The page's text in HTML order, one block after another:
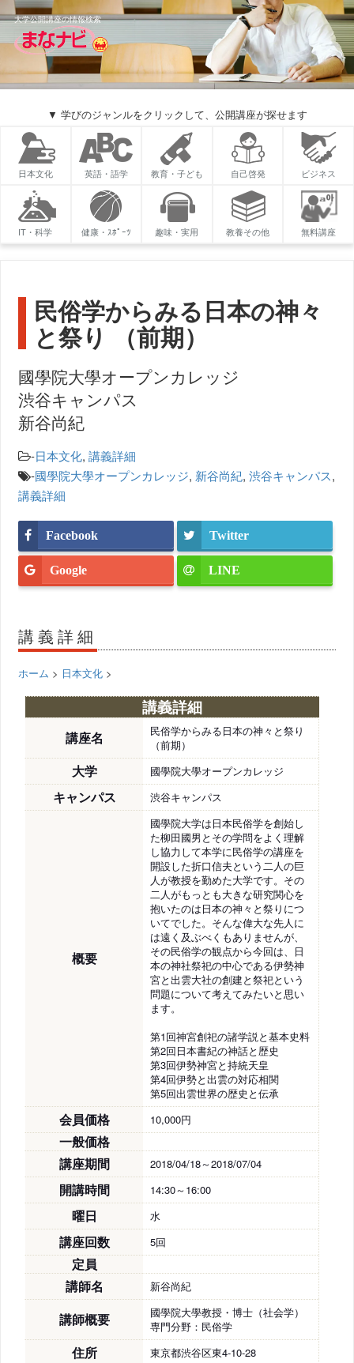
大学公開講座の情報検索
▼ 学びのジャンルをクリックして、公開講座が探せます
日本文化 英語・語学 教育・子ども 自己啓発 ビジネス
IT・科学 健康・ｽﾎﾟｰﾂ 趣味・実用 教養その他 無料講座
民俗学からみる日本の神々
と祭り （前期）
國學院大學オープンカレッジ
渋谷キャンパス
新谷尚紀
-日本文化,講義詳細
-國學院大學オープンカレッジ, 新谷尚紀,渋谷キャンパス,
講義詳細
Facebook Twitter
Google LINE
講義詳細
ホーム > 日本文化 >
講義詳細
講座名
民俗学からみる日本の神々と祭り
（前期）
大学 國學院大學オープンカレッジ
キャンパス 渋谷キャンパス
概要
國學院大学は日本民俗学を創始し
た柳田國男とその学問をよく理解
し協力して本学に民俗学の講座を
開設した折口信夫という二人の巨
人が教授を勤めた大学です。その
二人がもっとも大きな研究関心を
抱いたのは日本の神々と祭りにつ
いてでした。そんな偉大な先人に
は遠く及ぶべくもありませんが、
その民俗学の観点から今回は、日
本の神社祭祀の中心である伊勢神
宮と出雲大社の創建と祭祀という
問題について考えてみたいと思い
ます。
第1回神宮創祀の諸学説と基本史料
第2回日本書紀の神話と歴史
第3回伊勢神宮と持統天皇
第4回伊勢と出雲の対応相関
第5回出雲世界の歴史と伝承
会員価格 10,000円
一般価格
講座期間
2018/04/18～2018/07/04
開講時間 14:30～16:00
曜日 水
講座回数 5回
定員
講師名
新谷尚紀
講師概要
國學院大學教授・博士（社会学）
専門分野：民俗学
住所 東京都渋谷区東4-10-28